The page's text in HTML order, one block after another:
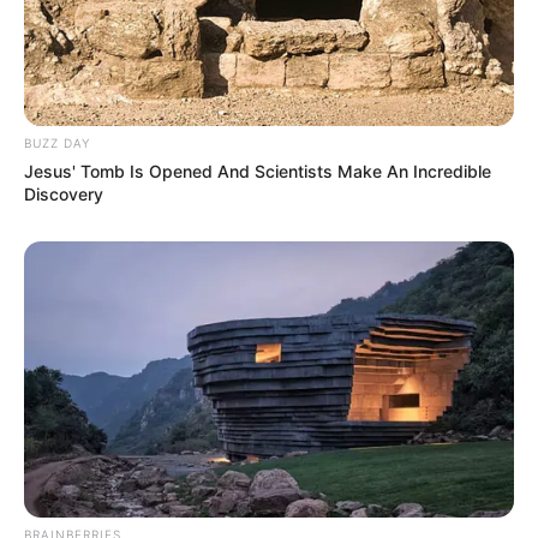
reste sur une superbe deuxième place à
Vincennes. Très régulier et performant pieds nus, il
constitue une base solide pour ce Quinté. Sa forme
actuelle et son engagement idéal au plafond des gains lui
offrent une première chance évidente.
COLBERT WF (9)a signé un très bel été, avec plusieurs
BUZZ DAY
Jesus' Tomb Is Opened And Scientists Make An Incredible
Discovery
BRAINBERRIES